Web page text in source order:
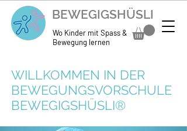
BEWEGIGSHÜSLI
Wo Kinder mit Spass &
Bewegung lernen
WILLKOMMEN IN DER
BEWEGUNGSVORSCHULE
BEWEGIGSHÜSLI®